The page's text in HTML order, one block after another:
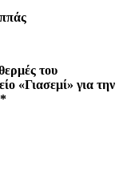
του
«Γιασεμί» για την